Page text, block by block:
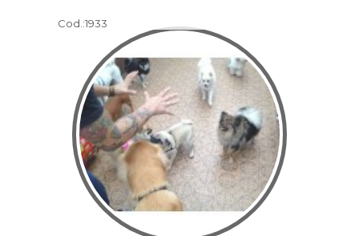
Cod.:1933